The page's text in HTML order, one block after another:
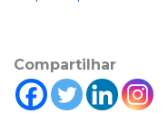
Compartilhar